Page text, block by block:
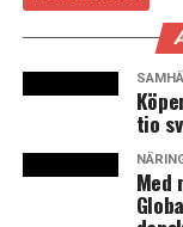
Ny
Malmö C
station
tio
Med